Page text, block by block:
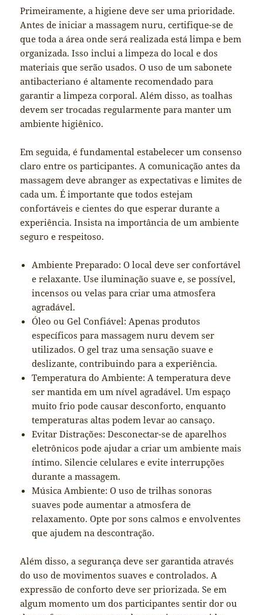
Primeiramente, a higiene deve ser uma prioridade.
Antes de iniciar a massagem nuru, certifique-se de
que toda a área onde será realizada está limpa e bem
organizada. Isso inclui a limpeza do local e dos
materiais que serão usados. O uso de um sabonete
antibacteriano é altamente recomendado para
garantir a limpeza corporal. Além disso, as toalhas
devem ser trocadas regularmente para manter um
ambiente higiênico.
Em seguida, é fundamental estabelecer um consenso
claro entre os participantes. A comunicação antes da
massagem deve abranger as expectativas e limites de
cada um. É importante que todos estejam
confortáveis e cientes do que esperar durante a
experiência. Insista na importância de um ambiente
seguro e respeitoso.
Ambiente Preparado: O local deve ser confortável
e relaxante. Use iluminação suave e, se possível,
incensos ou velas para criar uma atmosfera
agradável.
Óleo ou Gel Confiável: Apenas produtos
específicos para massagem nuru devem ser
utilizados. O gel traz uma sensação suave e
deslizante, contribuindo para a experiência.
Temperatura do Ambiente: A temperatura deve
ser mantida em um nível agradável. Um espaço
muito frio pode causar desconforto, enquanto
temperaturas altas podem levar ao cansaço.
Evitar Distrações: Desconectar-se de aparelhos
eletrônicos pode ajudar a criar um ambiente mais
íntimo. Silencie celulares e evite interrupções
durante a massagem.
Música Ambiente: O uso de trilhas sonoras
suaves pode aumentar a atmosfera de
relaxamento. Opte por sons calmos e envolventes
que ajudem na descontração.
Além disso, a segurança deve ser garantida através
do uso de movimentos suaves e controlados. A
expressão de conforto deve ser priorizada. Se em
algum momento um dos participantes sentir dor ou